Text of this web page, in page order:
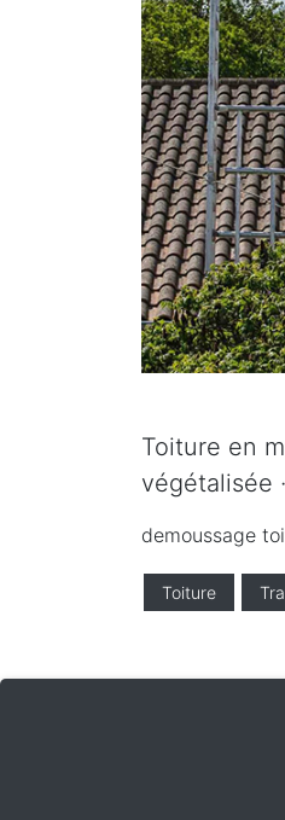
Toiture en
végétalisée
demoussage
Toiture